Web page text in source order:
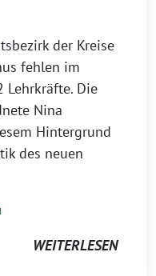
der Kreise
fehlen im
Lehrkräfte. Die
Nina
Hintergrund
des neuen
WEITERLESEN